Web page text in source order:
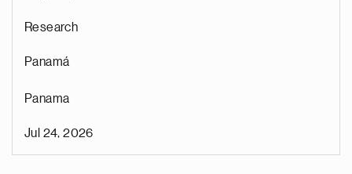
Research
Panamá
Panama
Jul 24, 2026